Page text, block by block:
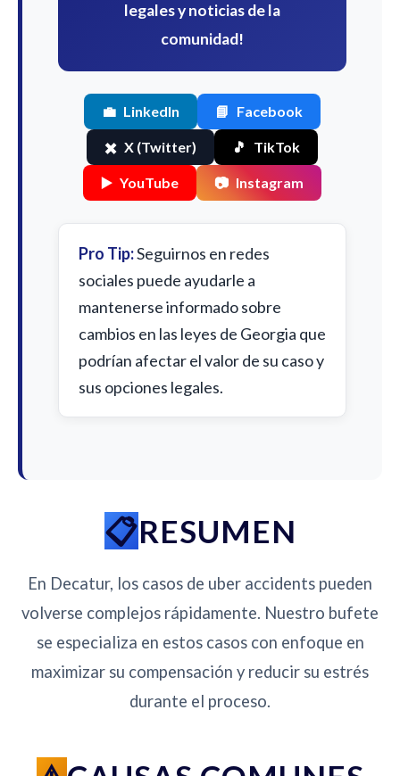
legales y noticias de la
comunidad!
💼 LinkedIn 📘 Facebook
✖️ X (Twitter) 🎵 TikTok
▶️ YouTube 📷 Instagram
Pro Tip:Seguirnos en redes
sociales puede ayudarle a
mantenerse informado sobre
cambios en las leyes de Georgia que
podrían afectar el valor de su caso y
sus opciones legales.
RESUMEN
En Decatur, los casos de uber accidents pueden
volverse complejos rápidamente. Nuestro bufete
se especializa en estos casos con enfoque en
maximizar su compensación y reducir su estrés
durante el proceso.